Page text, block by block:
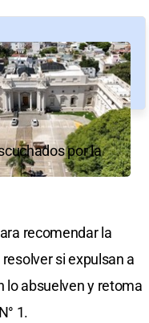
por la
recomendar la
si expulsan a
lo absuelven y retoma
1.